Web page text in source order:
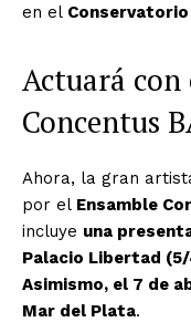
en el Conservatorio
Actuará con
Concentus
Ahora, la gran
por el Ensamble
incluye una
Palacio Libertad
Asimismo, el 7 de
Mar del Plata.